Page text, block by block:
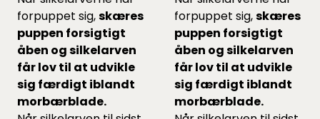
forpuppet sig,skæres
puppen forsigtigt
åben og silkelarven
får lov til at udvikle
sig færdigt iblandt
morbærblade.
forpuppet sig,skæres
puppen forsigtigt
åben og silkelarven
får lov til at udvikle
sig færdigt iblandt
morbærblade.